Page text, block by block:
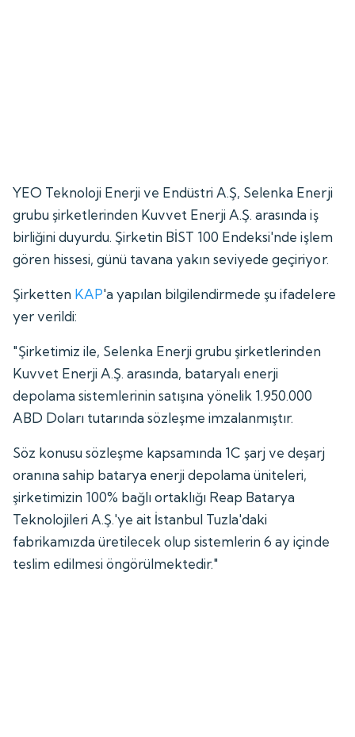
YEO Teknoloji Enerji ve Endüstri A.Ş, Selenka Enerji
grubu şirketlerinden Kuvvet Enerji A.Ş. arasında iş
birliğini duyurdu. Şirketin BİST 100 Endeksi'nde işlem
gören hissesi, günü tavana yakın seviyede geçiriyor.
Şirketten KAP'a yapılan bilgilendirmede şu ifadelere
yer verildi:
"Şirketimiz ile, Selenka Enerji grubu şirketlerinden
Kuvvet Enerji A.Ş. arasında, bataryalı enerji
depolama sistemlerinin satışına yönelik 1.950.000
ABD Doları tutarında sözleşme imzalanmıştır.
Söz konusu sözleşme kapsamında 1C şarj ve deşarj
oranına sahip batarya enerji depolama üniteleri,
şirketimizin 100% bağlı ortaklığı Reap Batarya
Teknolojileri A.Ş.'ye ait İstanbul Tuzla'daki
fabrikamızda üretilecek olup sistemlerin 6 ay içinde
teslim edilmesi öngörülmektedir."